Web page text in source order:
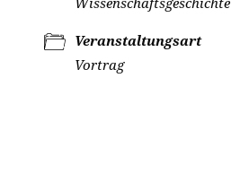
Veranstaltungsart
Vortrag